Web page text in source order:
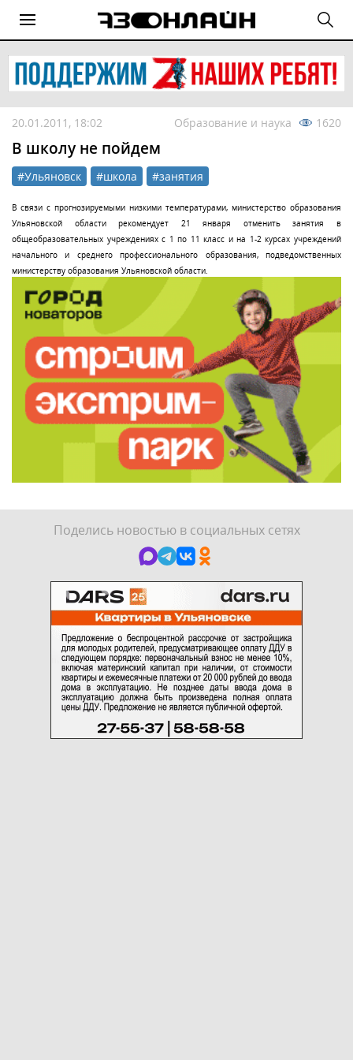
20.01.2011, 18:02 Образование и наука 1620
В школу не пойдем
#Ульяновск #школа #занятия
В связи с прогнозируемыми низкими температурами, министерство образования
Ульяновской области рекомендует 21 января отменить занятия в
общеобразовательных учреждениях с 1 по 11 класс и на 1-2 курсах учреждений
начального и среднего профессионального образования, подведомственных
министерству образования Ульяновской области.
Поделись новостью в социальных сетях